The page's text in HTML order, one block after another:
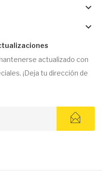
keyboard_arrow_down
keyboard_arrow_down
actualizado con
¡Deja tu dirección de